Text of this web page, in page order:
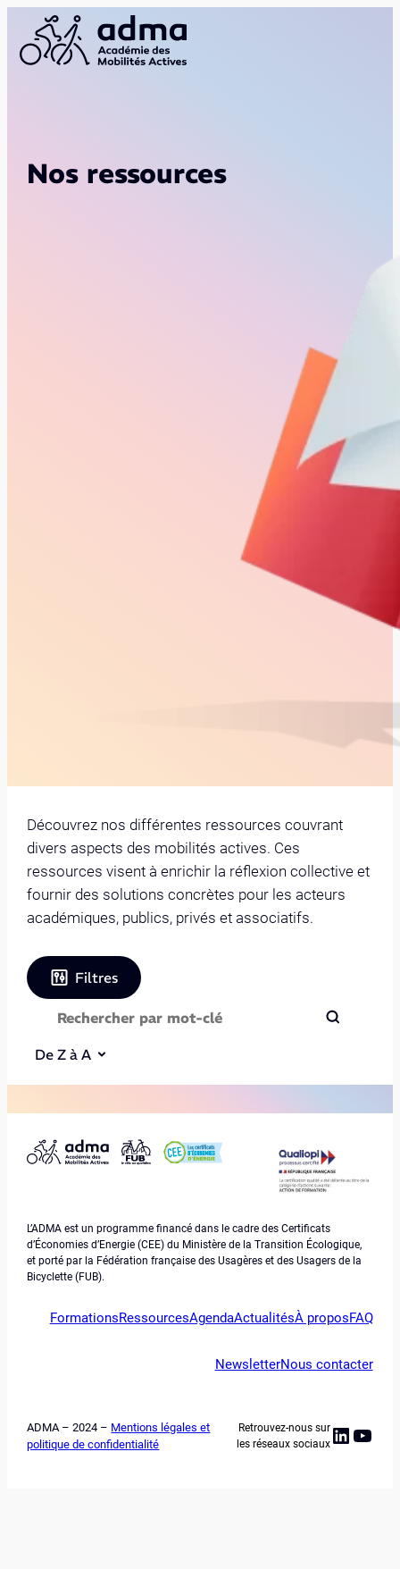
Nos ressources
Découvrez nos différentes ressources couvrant
divers aspects des mobilités actives. Ces
ressources visent à enrichir la réflexion collective et
fournir des solutions concrètes pour les acteurs
académiques, publics, privés et associatifs.
Filtres
De Z à A
L’ADMA est un programme financé dans le cadre des Certificats
d’Économies d’Energie (CEE) du Ministère de la Transition Écologique,
et porté par la Fédération française des Usagères et des Usagers de la
Bicyclette (FUB).
FormationsRessourcesAgendaActualitésÀ proposFAQ
NewsletterNous contacter
ADMA – 2024 – Mentions légales et
politique de confidentialité
Retrouvez-nous sur
les réseaux sociaux